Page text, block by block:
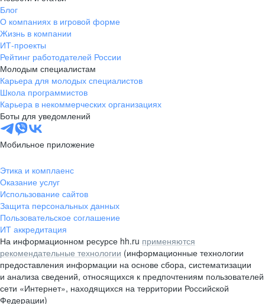
Блог
О компаниях в игровой форме
Жизнь в компании
ИТ-проекты
Рейтинг работодателей России
Молодым специалистам
Карьера для молодых специалистов
Школа программистов
Карьера в некоммерческих организациях
Боты для уведомлений
Мобильное приложение
Этика и комплаенс
Оказание услуг
Использование сайтов
Защита персональных данных
Пользовательское соглашение
ИТ аккредитация
На информационном ресурсе hh.ru применяются
рекомендательные технологии (информационные технологии
предоставления информации на основе сбора, систематизации
и анализа сведений, относящихся к предпочтениям пользователей
сети «Интернет», находящихся на территории Российской
Федерации)